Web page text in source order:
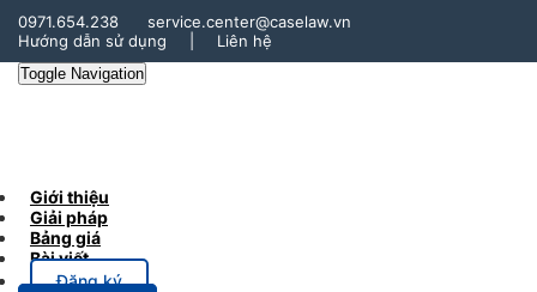
0971.654.238
service.center@caselaw.vn
Hướng dẫn sử dụng
Liên hệ
Toggle Navigation
Giới thiệu
Giải pháp
Bảng giá
Bài viết
Đăng ký